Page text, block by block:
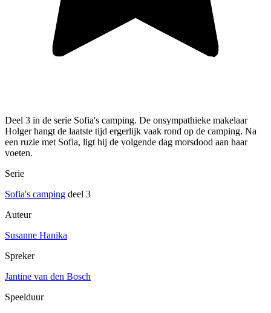
Deel 3 in de serie Sofia's camping. De onsympathieke makelaar
Holger hangt de laatste tijd ergerlijk vaak rond op de camping. Na
een ruzie met Sofia, ligt hij de volgende dag morsdood aan haar
voeten.
Serie
Sofia's camping deel 3
Auteur
Susanne Hanika
Spreker
Jantine van den Bosch
Speelduur